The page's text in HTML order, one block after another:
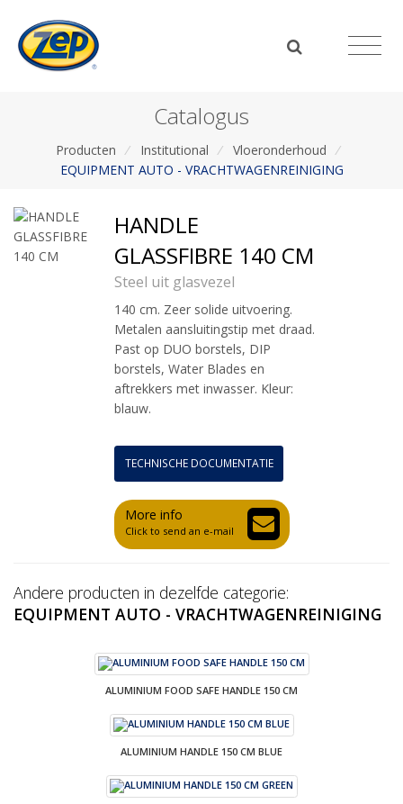
Catalogus
Producten / Institutional / Vloeronderhoud /
EQUIPMENT AUTO - VRACHTWAGENREINIGING
HANDLE
GLASSFIBRE 140 CM
Steel uit glasvezel
140 cm. Zeer solide uitvoering.
Metalen aansluitingstip met draad.
Past op DUO borstels, DIP
borstels, Water Blades en
aftrekkers met inwasser. Kleur:
blauw.
TECHNISCHE DOCUMENTATIE
More info
Click to send an e-mail
Andere producten in dezelfde categorie:
EQUIPMENT AUTO - VRACHTWAGENREINIGING
ALUMINIUM FOOD SAFE HANDLE 150 CM
ALUMINIUM HANDLE 150 CM BLUE